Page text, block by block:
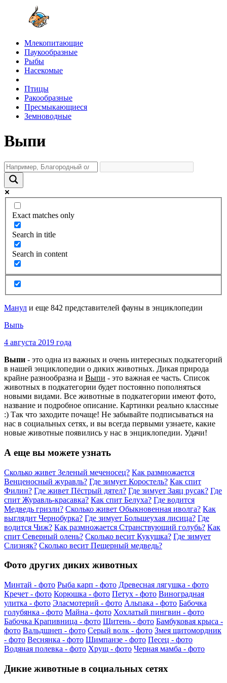
Млекопитающие
Паукообразные
Рыбы
Насекомые
Птицы
Ракообразные
Пресмыкающиеся
Земноводные
Выпи
Exact matches only
Search in title
Search in content
Манул и еще 842 представителей фауны в энциклопедии
Выпь
4 августа 2019 года
Выпи - это одна из важных и очень интересных подкатегорий
в нашей энциклопедии о диких животных. Дикая природа
крайне разнообразна и Выпи - это важная ее часть. Список
животных в подкатегории будет постоянно пополняться
новыми видами. Все животные в подкатегории имеют фото,
название и подробное описание. Картинки реально классные
:) Так что заходите почаще! Не забывайте подписываться на
нас в социальных сетях, и вы всегда первыми узнаете, какие
новые животные появились у нас в энциклопедии. Удачи!
А еще вы можете узнать
Сколько живет Зеленый меченосец? Как размножается
Венценосный журавль? Где зимует Коростель? Как спит
Филин? Где живет Пёстрый дятел? Где зимует Заяц русак? Где
спит Журавль-красавка? Как спит Белуха? Где водится
Медведь гризли? Сколько живет Обыкновенная иволга? Как
выглядит Чернобурка? Где зимует Большеухая лисица? Где
водится Чиж? Как размножается Странствующий голубь? Как
спит Северный олень? Сколько весит Кукушка? Где зимует
Слизняк? Сколько весит Пещерный медведь?
Фото других диких животных
Минтай - фото Рыба карп - фото Древесная лягушка - фото
Кречет - фото Корюшка - фото Петух - фото Виноградная
улитка - фото Эласмотерий - фото Альпака - фото Бабочка
голубянка - фото Майна - фото Хохлатый пингвин - фото
Бабочка Крапивница - фото Щитень - фото Бамбуковая крыса -
фото Вальдшнеп - фото Серый волк - фото Змея щитомордник
- фото Веснянка - фото Шимпанзе - фото Песец - фото
Водяная полевка - фото Хрущ - фото Черная мамба - фото
Дикие животные в социальных сетях